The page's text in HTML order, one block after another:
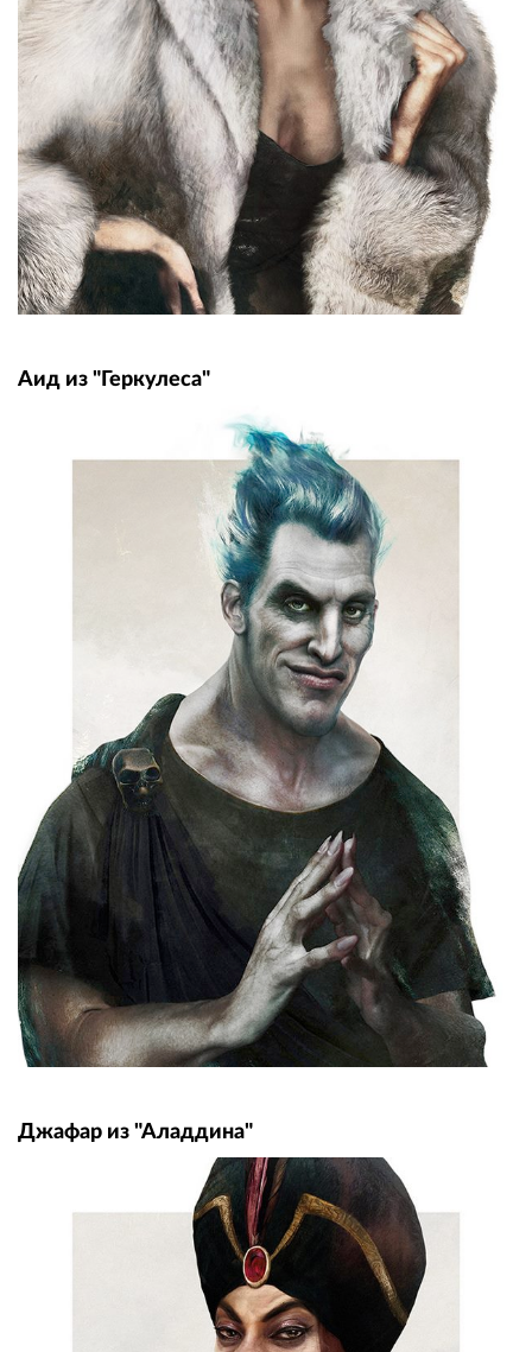
Аид из "Геркулеса"
Джафар из "Аладдина"